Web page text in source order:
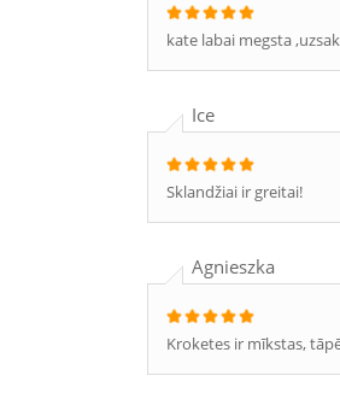
kate labai megsta
Ice
Sklandžiai ir greitai!
Agnieszka
Kroketes ir mīkstas,